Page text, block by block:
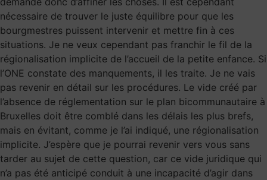
nécessaire de trouver le juste équilibre pour que les
bourgmestres puissent intervenir et mettre fin à ces
situations. Je ne veux cependant pas franchir le fil de la
régionalisation implicite de l’accueil de la petite enfance. Si
l’ONE constate des manquements, il les traite. Je ne vais
pas revenir en détail sur les procédures. Le vide créé par
l’absence de réglementation sur le plan bicommunautaire à
Bruxelles doit être comblé dans les délais les plus brefs,
mais en évitant, comme je l’ai indiqué, une régionalisation
implicite. J’espère que je pourrai revenir vers vous sans
tarder au sujet de cette question, car ce vide juridique qui
n’a pas été anticipé conduit à une incapacité d’agir dans